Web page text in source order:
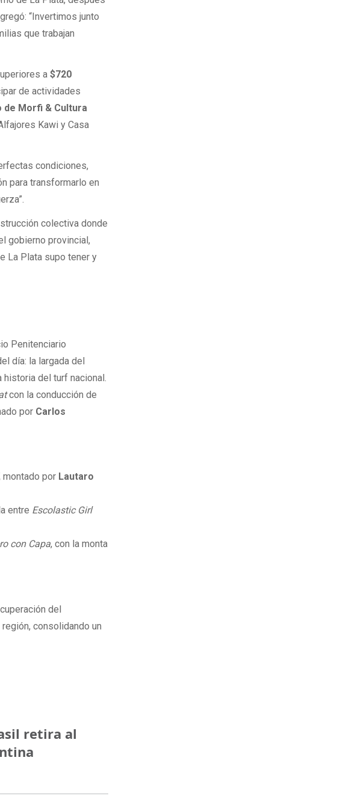
“Invertimos junto
que trabajan
a$720
de actividades
de Morfi & Cultura
Kawi y Casa
condiciones,
para transformarlo en
colectiva donde
gobierno provincial,
La Plata supo tener y
Penitenciario
día: la largada del
historia del turf nacional.
con la conducción de
por Carlos
montado por Lautaro
entre Escolastic Girl
con Capa, con la monta
del
consolidando un
retira al